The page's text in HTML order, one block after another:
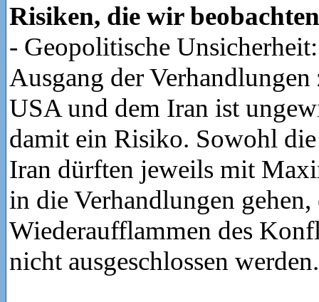
Risiken, die wir
- Geopolitische
Ausgang der Verhandlungen
USA und dem Iran ist
damit ein Risiko. Sowohl
Iran dürften jeweils mit
in die Verhandlungen gehen,
Wiederaufflammen des
nicht ausgeschlossen werden.